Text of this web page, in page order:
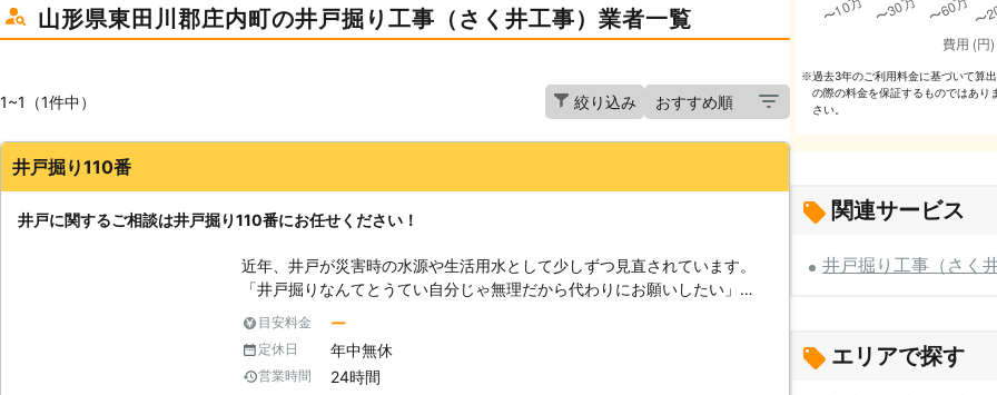
山形県東田川郡庄内町の井戸掘り工事（さく井工事）業者一覧
1~1（1件中） 絞り込み
井戸掘り110番
井戸に関するご相談は井戸掘り110番にお任せください！
近年、井戸が災害時の水源や生活用水として少しずつ見直されています。
「井戸掘りなんてとうてい自分じゃ無理だから代わりにお願いしたい」
「家にある井戸を防災用にできないか？」など 井戸に関するご相談なら、
井戸掘り110番にお任せください。 井戸掘り110番は、24時間365日いつで
もコールセンターが稼働しておりますので、お客様のご都合に応じた時間帯
にご相談を承ることが可能です。 コールセンターのスタッフがお客様のご
目安料金 ー
定休日 年中無休
営業時間 24時間
※過去3年のご利⽤料⾦に基づいて算
の際の料⾦を保証するものではあり
さい。
関連サービス
井戸掘り工事（さく
エリアで探す